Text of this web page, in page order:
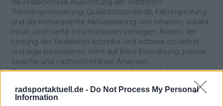
radsportaktuell.de - Do Not Process My Personal
Information
die redaktionelle Ausrichtung der Plattform:
Themenpriorisierung, Qualitätsstandards, Faktenprüfung
und die konsequente Aktualisierung von Inhalten, sobald
neue, verifizierte Informationen vorliegen. Neben der
Leitung der Redaktion schreibe und editiere ich selbst
und lege besonderen Wert auf klare Einordnung, präzise
Sprache und nachvollziehbare Analysen.
Radsport ist für mich mehr als Leidenschaft. Er ist ein
komplexer Leistungssport, der Kontext, Genauigkeit und
Verantwortung verlangt – genau diesen Anspruch
vertrete ich in unserer täglichen Berichterstattung.